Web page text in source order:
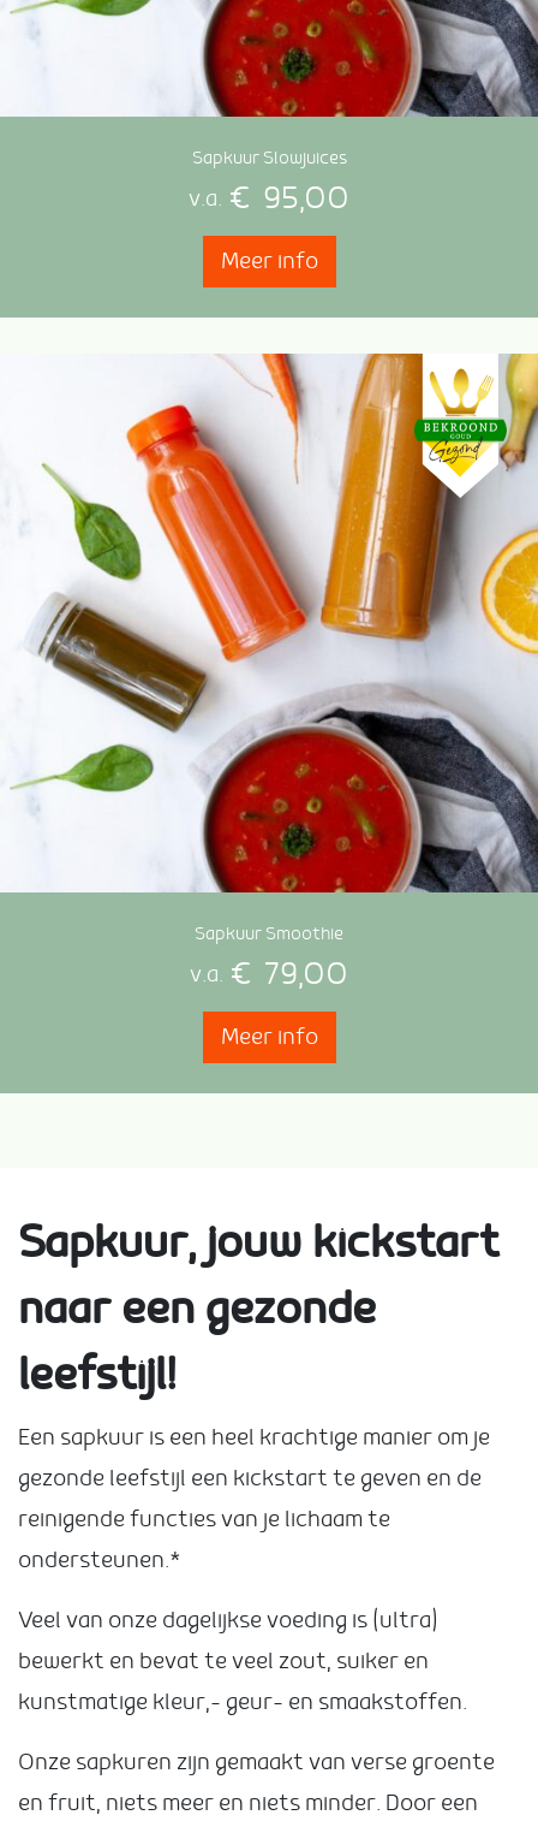
Sapkuur Slowjuices
v.a. € 95,00
Meer info
Sapkuur Smoothie
v.a. € 79,00
Meer info
Sapkuur, jouw kickstart
naar een gezonde
leefstijl!
Een sapkuur is een heel krachtige manier om je
gezonde leefstijl een kickstart te geven en de
reinigende functies van je lichaam te
ondersteunen.*
Veel van onze dagelijkse voeding is (ultra)
bewerkt en bevat te veel zout, suiker en
kunstmatige kleur,- geur- en smaakstoffen.
Onze sapkuren zijn gemaakt van verse groente
en fruit, niets meer en niets minder. Door een